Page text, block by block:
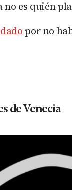
es quién
por no
de Venecia